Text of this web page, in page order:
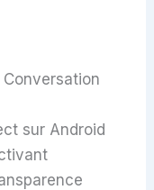
sur Android